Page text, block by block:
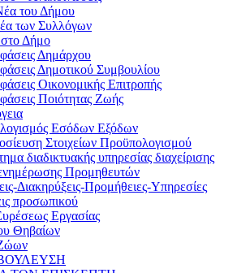
του Δήμου
των Συλλόγων
στο Δήμο
Δημάρχου
Δημοτικού Συμβουλίου
Οικονομικής Επιτροπής
Ποιότητας Ζωής
Εσόδων Εξόδων
Στοιχείων Προϋπολογισμού
διαδικτυακής υπηρεσίας διαχείρισης
Προμηθευτών
Διακηρύξεις-Προμήθειες-Υπηρεσίες
προσωπικού
Εργασίας
Θηβαίων